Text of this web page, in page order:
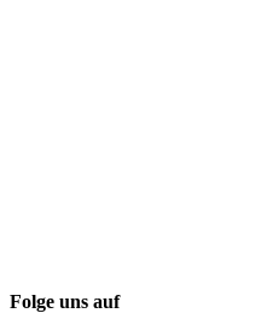
Folge uns auf